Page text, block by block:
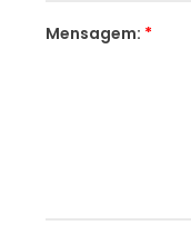
Mensagem: *